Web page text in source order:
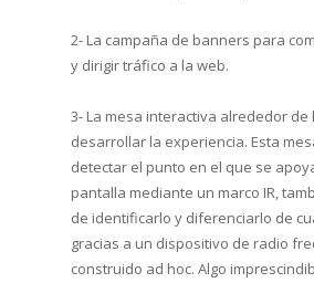
2- La campaña de banners para
y dirigir tráfico a la web.
3- La mesa interactiva alrededor de
desarrollar la experiencia. Esta
detectar el punto en el que se
pantalla mediante un marco IR,
de identificarlo y diferenciarlo de
gracias a un dispositivo de radio
construido ad hoc. Algo